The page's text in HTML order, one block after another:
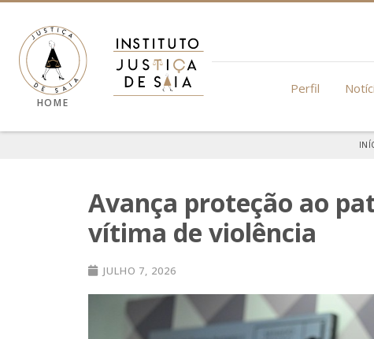
HOME
Perfil
Avança proteção ao
vítima de violência
JULHO 7, 2026